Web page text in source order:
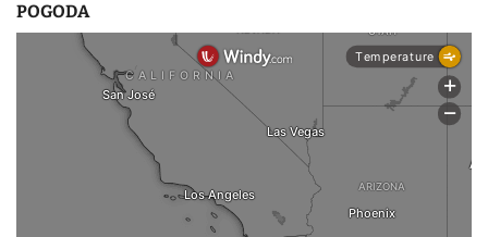
POGODA